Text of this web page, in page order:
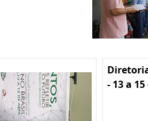
- 13 a